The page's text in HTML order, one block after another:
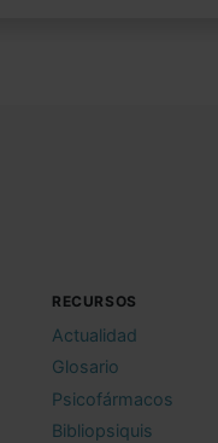
RECURSOS
Actualidad
Glosario
Psicofármacos
Bibliopsiquis